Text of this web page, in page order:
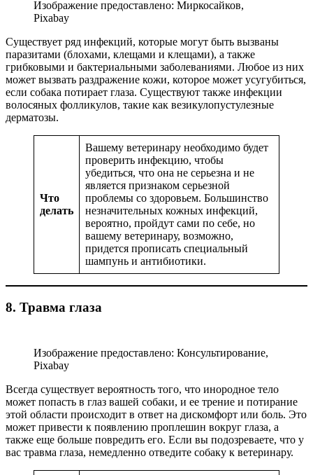
Изображение предоставлено: Миркосайков,
Pixabay
Существует ряд инфекций, которые могут быть вызваны
паразитами (блохами, клещами и клещами), а также
грибковыми и бактериальными заболеваниями. Любое из них
может вызвать раздражение кожи, которое может усугубиться,
если собака потирает глаза. Существуют также инфекции
волосяных фолликулов, такие как везикулопустулезные
дерматозы.
Что
делать
Вашему ветеринару необходимо будет
проверить инфекцию, чтобы
убедиться, что она не серьезна и не
является признаком серьезной
проблемы со здоровьем. Большинство
незначительных кожных инфекций,
вероятно, пройдут сами по себе, но
вашему ветеринару, возможно,
придется прописать специальный
шампунь и антибиотики.
8. Травма глаза
Изображение предоставлено: Консультирование,
Pixabay
Всегда существует вероятность того, что инородное тело
может попасть в глаз вашей собаки, и ее трение и потирание
этой области происходит в ответ на дискомфорт или боль. Это
может привести к появлению проплешин вокруг глаза, а
также еще больше повредить его. Если вы подозреваете, что у
вас травма глаза, немедленно отведите собаку к ветеринару.